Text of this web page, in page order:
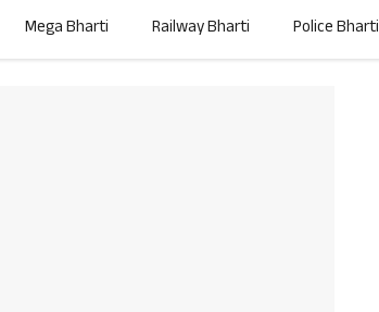
Mega Bharti Railway Bharti Police Bharti